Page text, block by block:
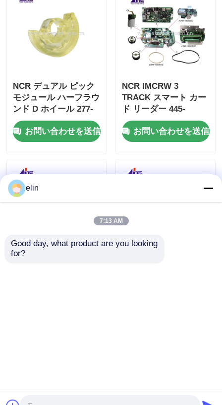
NCR デュアル ピック
モジュール ハーフラウ
ンド D ホイール 277-
0008939 445-0737509
445-0592170
お問い合わせを送信
NCR IMCRW 3
TRACK スマート カー
ド リーダー 445-
0664129 445-0664130
お問い合わせを送信
elin
7:13 AM
Good day, what product are you looking
for?